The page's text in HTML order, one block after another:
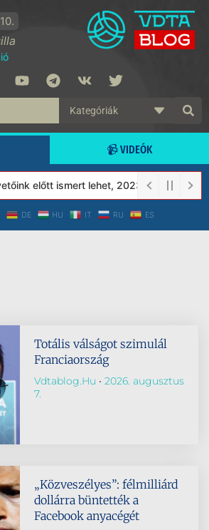
📹 VIDEÓK
előtt ismert lehet, 2023-tól a Védett
DE HU IT RU ES
Totális válságot szimulál
Franciaország
Vdtablog.hu
2026. augusztus
7.
„Közveszélyes”: félmilliárd
dollárra büntették a
Facebook anyacégét